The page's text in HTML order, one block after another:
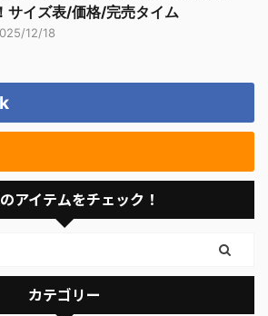
サイズ表/価格/完売タイム
12/18
アイテムをチェック！
カテゴリー